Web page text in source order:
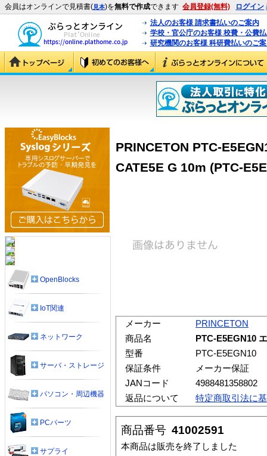
会員はオンラインで見積書(見本)を無料で作成できます 会員登録(無料) ログイン
法人のお客様 請求書払いのご案内
学校・官公庁のお客様 校費・公費
研究機関のお客様 科研費払いのご
PRINCETON PTC-
CATE5E G 10m (PTC-
メーカー
PRINCETON
商品名
PTC-E5EGN10
型番
PTC-E5EGN10
保証条件
メーカー保証
JANコード
4988481358802
返品について
特定商取引法に
商品番号 41002591
本商品は販売を終了しました
OpenBlocks
IoT関連
ネットワーク
サーバ・ストレージ
パソコン・周辺機器
PCパーツ
サプライ